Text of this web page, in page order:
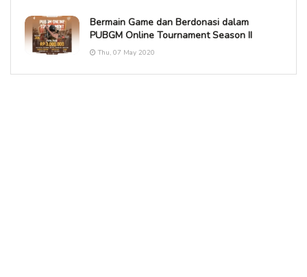
Bermain Game dan Berdonasi dalam
PUBGM Online Tournament Season II
Thu, 07 May 2020